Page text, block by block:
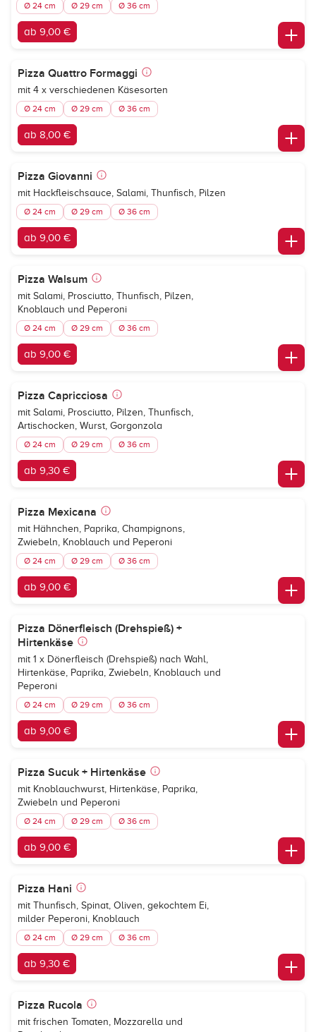
Ø 24 cm Ø 29 cm Ø 36 cm
ab 9,00 €
Pizza Quattro Formaggi
mit 4 x verschiedenen Käsesorten
Ø 24 cm Ø 29 cm Ø 36 cm
ab 8,00 €
Pizza Giovanni
mit Hackfleischsauce, Salami, Thunfisch, Pilzen
Ø 24 cm Ø 29 cm Ø 36 cm
ab 9,00 €
Pizza Walsum
mit Salami, Prosciutto, Thunfisch, Pilzen,
Knoblauch und Peperoni
Ø 24 cm Ø 29 cm Ø 36 cm
ab 9,00 €
Pizza Capricciosa
mit Salami, Prosciutto, Pilzen, Thunfisch,
Artischocken, Wurst, Gorgonzola
Ø 24 cm Ø 29 cm Ø 36 cm
ab 9,30 €
Pizza Mexicana
mit Hähnchen, Paprika, Champignons,
Zwiebeln, Knoblauch und Peperoni
Ø 24 cm Ø 29 cm Ø 36 cm
ab 9,00 €
Pizza Dönerfleisch (Drehspieß) +
Hirtenkäse
mit 1 x Dönerfleisch (Drehspieß) nach Wahl,
Hirtenkäse, Paprika, Zwiebeln, Knoblauch und
Peperoni
Ø 24 cm Ø 29 cm Ø 36 cm
ab 9,00 €
Pizza Sucuk + Hirtenkäse
mit Knoblauchwurst, Hirtenkäse, Paprika,
Zwiebeln und Peperoni
Ø 24 cm Ø 29 cm Ø 36 cm
ab 9,00 €
Pizza Hani
mit Thunfisch, Spinat, Oliven, gekochtem Ei,
milder Peperoni, Knoblauch
Ø 24 cm Ø 29 cm Ø 36 cm
ab 9,30 €
Pizza Rucola
mit frischen Tomaten, Mozzarella und